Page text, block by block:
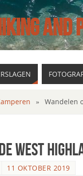
AND
» Wandelen
West
11 OKTOBER 2019